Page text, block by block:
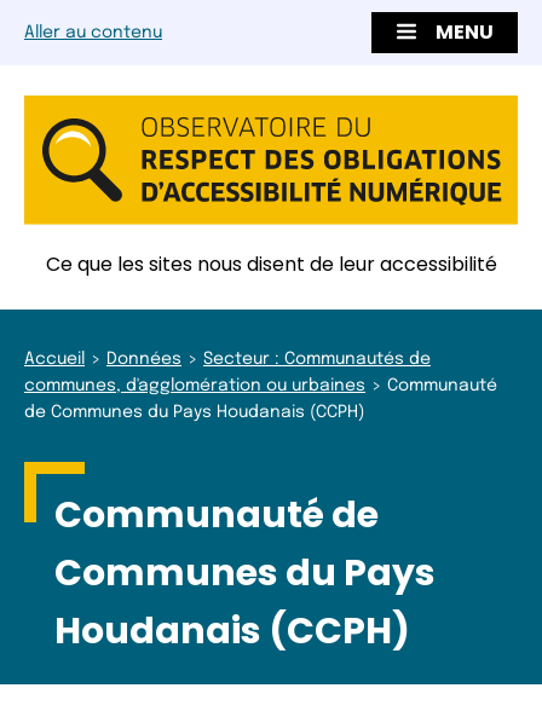
Aller au contenu MENU
Ce que les sites nous disent de leur accessibilité
Accueil Données
Secteur : Communautés de
communes, d'agglomération ou urbaines
Communauté
de Communes du Pays Houdanais (CCPH)
Communauté de
Communes du Pays
Houdanais (CCPH)